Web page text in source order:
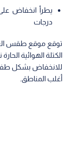
يطرأ انخفاض
درجات
توقع موقع طقس العرب
الكتلة الهوائية
للانخفاض بشكل
أغلب المناطق.